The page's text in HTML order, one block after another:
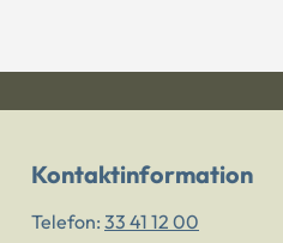
Kontaktinformation
Telefon: 33 41 12 00